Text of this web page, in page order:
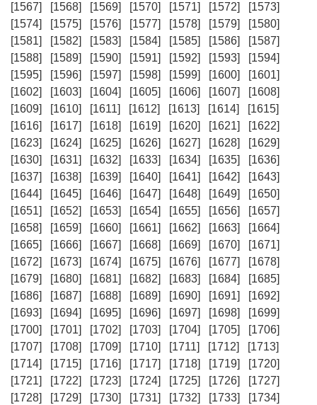
[1567]
[1568] [1569] [1570] [1571] [1572]
[1573]
[1574]
[1575] [1576] [1577] [1578] [1579]
[1580]
[1581]
[1582] [1583] [1584] [1585] [1586]
[1587]
[1588]
[1589] [1590] [1591] [1592] [1593]
[1594]
[1595]
[1596] [1597] [1598] [1599] [1600]
[1601]
[1602]
[1603] [1604] [1605] [1606] [1607]
[1608]
[1609]
[1610] [1611] [1612] [1613] [1614]
[1615]
[1616]
[1617] [1618] [1619] [1620] [1621]
[1622]
[1623]
[1624] [1625] [1626] [1627] [1628]
[1629]
[1630]
[1631] [1632] [1633] [1634] [1635]
[1636]
[1637]
[1638] [1639] [1640] [1641] [1642]
[1643]
[1644]
[1645] [1646] [1647] [1648] [1649]
[1650]
[1651]
[1652] [1653] [1654] [1655] [1656]
[1657]
[1658]
[1659] [1660] [1661] [1662] [1663]
[1664]
[1665]
[1666] [1667] [1668] [1669] [1670]
[1671]
[1672]
[1673] [1674] [1675] [1676] [1677]
[1678]
[1679]
[1680] [1681] [1682] [1683] [1684]
[1685]
[1686]
[1687] [1688] [1689] [1690] [1691]
[1692]
[1693]
[1694] [1695] [1696] [1697] [1698]
[1699]
[1700]
[1701] [1702] [1703] [1704] [1705]
[1706]
[1707]
[1708] [1709] [1710] [1711] [1712]
[1713]
[1714]
[1715] [1716] [1717] [1718] [1719]
[1720]
[1721]
[1722] [1723] [1724] [1725] [1726]
[1727]
[1728]
[1729] [1730] [1731] [1732] [1733]
[1734]